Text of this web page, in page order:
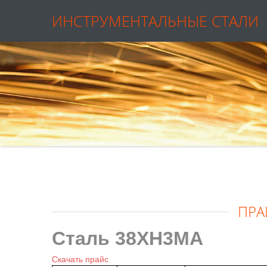
ИНСТРУМЕНТАЛЬНЫЕ СТАЛИ
Сталь 38ХН3МА
Скачать прайс